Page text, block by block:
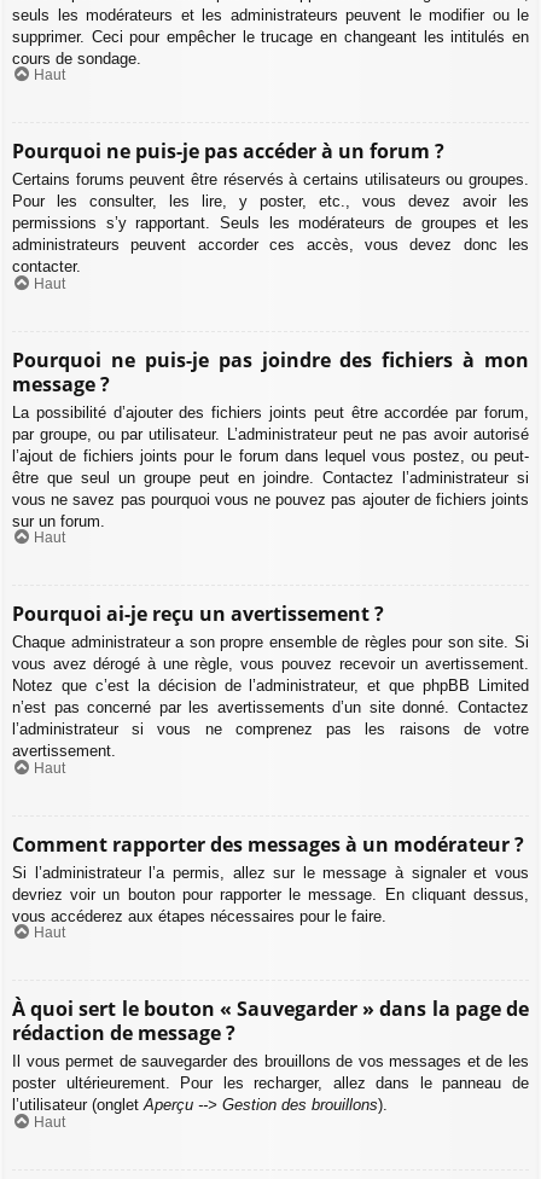
seuls les modérateurs et les administrateurs peuvent le modifier ou le
supprimer. Ceci pour empêcher le trucage en changeant les intitulés en
cours de sondage.
Haut
Pourquoi ne puis-je pas accéder à un forum ?
Certains forums peuvent être réservés à certains utilisateurs ou groupes.
Pour les consulter, les lire, y poster, etc., vous devez avoir les
permissions s’y rapportant. Seuls les modérateurs de groupes et les
administrateurs peuvent accorder ces accès, vous devez donc les
contacter.
Haut
Pourquoi ne puis-je pas joindre des fichiers à mon
message ?
La possibilité d’ajouter des fichiers joints peut être accordée par forum,
par groupe, ou par utilisateur. L’administrateur peut ne pas avoir autorisé
l’ajout de fichiers joints pour le forum dans lequel vous postez, ou peut-
être que seul un groupe peut en joindre. Contactez l’administrateur si
vous ne savez pas pourquoi vous ne pouvez pas ajouter de fichiers joints
sur un forum.
Haut
Pourquoi ai-je reçu un avertissement ?
Chaque administrateur a son propre ensemble de règles pour son site. Si
vous avez dérogé à une règle, vous pouvez recevoir un avertissement.
Notez que c’est la décision de l’administrateur, et que phpBB Limited
n’est pas concerné par les avertissements d’un site donné. Contactez
l’administrateur si vous ne comprenez pas les raisons de votre
avertissement.
Haut
Comment rapporter des messages à un modérateur ?
Si l’administrateur l’a permis, allez sur le message à signaler et vous
devriez voir un bouton pour rapporter le message. En cliquant dessus,
vous accéderez aux étapes nécessaires pour le faire.
Haut
À quoi sert le bouton « Sauvegarder » dans la page de
rédaction de message ?
Il vous permet de sauvegarder des brouillons de vos messages et de les
poster ultérieurement. Pour les recharger, allez dans le panneau de
l’utilisateur (ongletAperçu --> Gestion des brouillons).
Haut